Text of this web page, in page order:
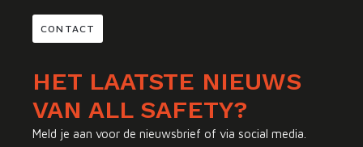
CONTACT
HET LAATSTE NIEUWS
VAN ALL SAFETY?
Meld je aan voor de nieuwsbrief of via social media.